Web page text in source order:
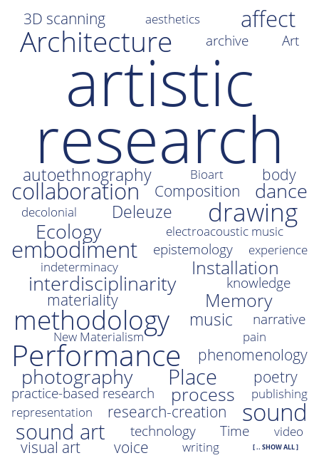
3D scanning aesthetics affect
Architecture archive Art
artistic
research
autoethnography Bioart body
collaboration Composition dance
decolonial Deleuze drawing
Ecology electroacoustic music
embodiment epistemology
experience
indeterminacy
Installation
interdisciplinarity knowledge
materiality Memory
methodology music narrative
New Materialism pain
Performance phenomenology
photography Place poetry
practice-based research process
publishing
representation
research-creation sound
sound art technology Time video
visual art voice writing [ .. SHOW ALL ]